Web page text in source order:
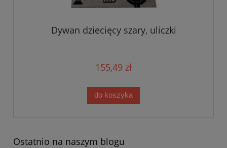
Dywan dziecięcy szary, uliczki
155,49 zł
do koszyka
Ostatnio na naszym blogu